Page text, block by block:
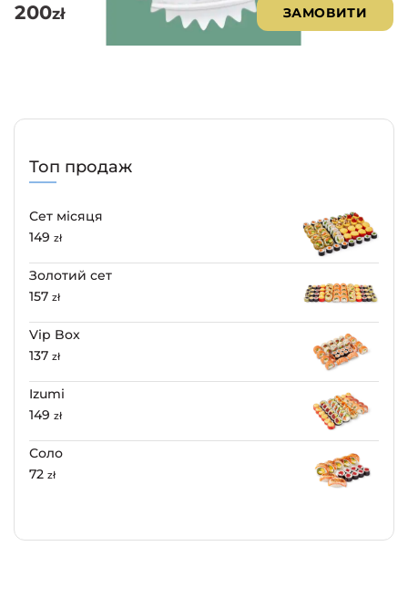
200zł ЗАМОВИТИ
Топ продаж
Сет місяця
149 zł
Золотий сет
157 zł
Vip Box
137 zł
Izumi
149 zł
Соло
72 zł